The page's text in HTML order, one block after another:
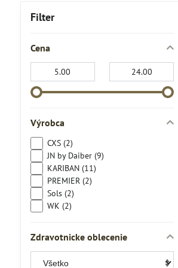
Filter
Cena
Výrobca
CXS (2)
JN by Daiber (9)
KARIBAN (11)
PREMIER (2)
Sols (2)
WK (2)
Zdravotnicke oblecenie